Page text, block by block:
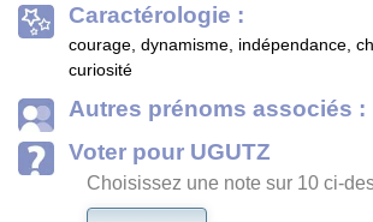
Caractérologie :
courage, dynamisme, indépendance,
curiosité
Autres prénoms associés :
Voter pour UGUTZ
Choisissez une note sur 10 ci-